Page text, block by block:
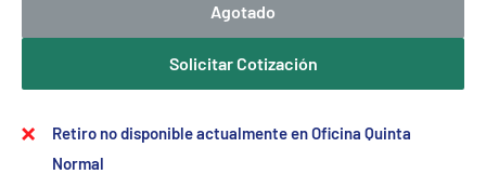
Agotado
Solicitar Cotización
Retiro no disponible actualmente en Oficina Quinta
Normal